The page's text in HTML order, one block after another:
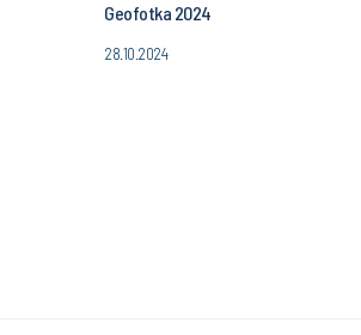
Geofotka 2024
28.10.2024